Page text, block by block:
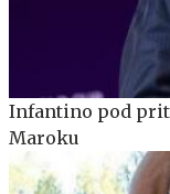
Infantino pod
Maroku